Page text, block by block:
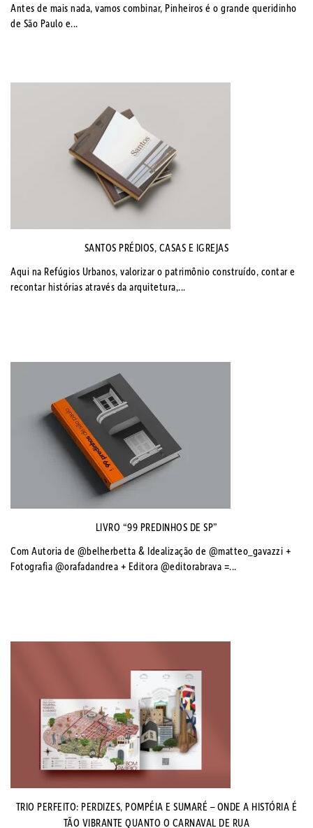
Antes de mais nada, vamos combinar, Pinheiros é o grande queridinho
de São Paulo e...
SANTOS PRÉDIOS, CASAS E IGREJAS
Aqui na Refúgios Urbanos, valorizar o patrimônio construído, contar e
recontar histórias através da arquitetura,...
LIVRO “99 PREDINHOS DE SP”
Com Autoria de @belherbetta & Idealização de @matteo_gavazzi +
Fotografia @orafadandrea + Editora @editorabrava =...
TRIO PERFEITO: PERDIZES, POMPÉIA E SUMARÉ – ONDE A HISTÓRIA É
TÃO VIBRANTE QUANTO O CARNAVAL DE RUA